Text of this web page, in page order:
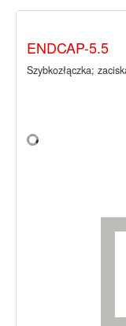
ENDCAP-5.5
Szybkozłączka;